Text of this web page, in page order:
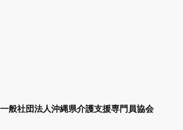
一般社団法人沖縄県介護支援専門員協会